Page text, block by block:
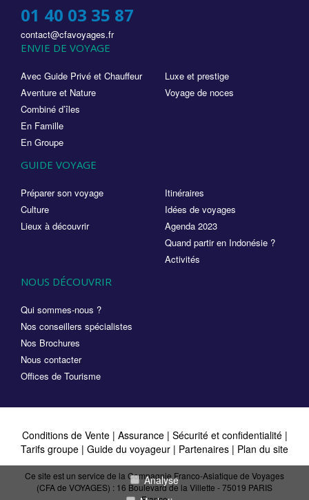
01 40 03 35 87
contact@cfavoyages.fr
ENVIE DE VOYAGE
Avec Guide Privé et Chauffeur
Aventure et Nature
Combiné d’îles
En Famille
En Groupe
Luxe et prestige
Voyage de noces
GUIDE VOYAGE
Préparer son voyage
Culture
Lieux à découvrir
Itinéraires
Idées de voyages
Agenda 2023
Quand partir en Indonésie ?
Activités
NOUS DÉCOUVRIR
Qui sommes-nous ?
Nos conseillers spécialistes
Nos Brochures
Nous contacter
Offices de Tourisme
Conditions de Vente| Assurance | Sécurité et confidentialité|
Tarifs groupe | Guide du voyageur | Partenaires | Plan du site
Ce site est un service de la Compagnie Franco-Asiatique de Voyages
(CFA de VOYAGES) : 16 Boulevard de la Villette - 75019 PARIS
Analyse